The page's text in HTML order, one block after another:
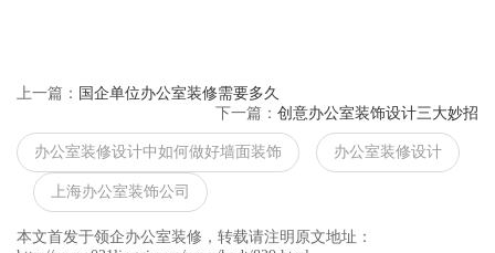
上一篇： 国企单位办公室装修需要多久
下一篇： 创意办公室装饰设计三大妙招
办公室装修设计中如何做好墙面装饰 办公室装修设计
上海办公室装饰公司
本文首发于领企办公室装修，转载请注明原文地址：